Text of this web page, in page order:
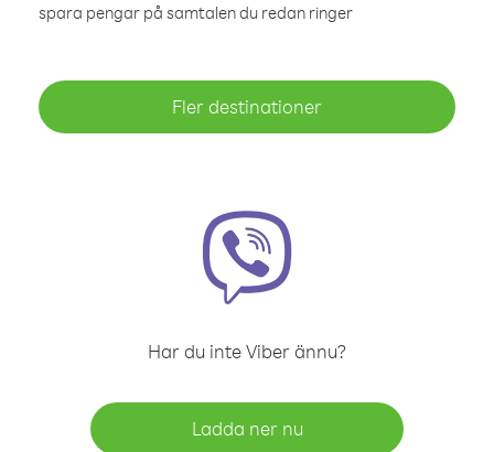
spara pengar på samtalen du redan ringer
Fler destinationer
Har du inte Viber ännu?
Ladda ner nu